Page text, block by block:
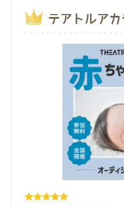
テアトルア